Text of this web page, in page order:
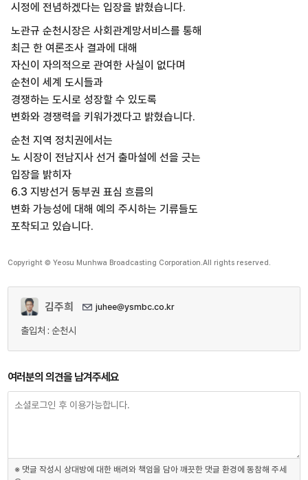
시정에 전념하겠다는 입장을 밝혔습니다.
노관규 순천시장은 사회관계망서비스를 통해
최근 한 여론조사 결과에 대해
자신이 자의적으로 관여한 사실이 없다며
순천이 세계 도시들과
경쟁하는 도시로 성장할 수 있도록
변화와 경쟁력을 키워가겠다고 밝혔습니다.
순천 지역 정치권에서는
노 시장이 전남지사 선거 출마설에 선을 긋는
입장을 밝히자
6.3 지방선거 동부권 표심 흐름의
변화 가능성에 대해 예의 주시하는 기류들도
포착되고 있습니다.
Copyright © Yeosu Munhwa Broadcasting Corporation.All rights reserved.
김주희 juhee@ysmbc.co.kr
출입처 : 순천시
여러분의 의견을 남겨주세요
※ 댓글 작성시 상대방에 대한 배려와 책임을 담아 깨끗한 댓글 환경에 동참해 주세